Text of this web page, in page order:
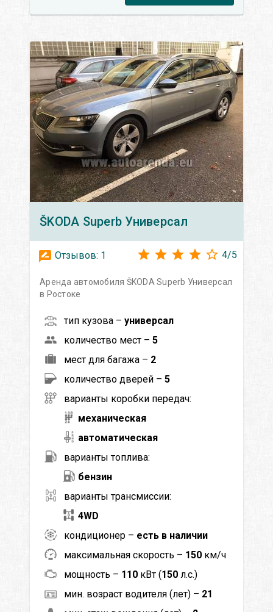
ŠKODA Superb Универсал
Отзывов: 1 4/5
Аренда автомобиля ŠKODA Superb Универсал
в Ростоке
тип кузова – универсал
количество мест – 5
мест для багажа – 2
количество дверей – 5
варианты коробки передач:
механическая
автоматическая
варианты топлива:
бензин
варианты трансмиссии:
4WD
кондиционер – есть в наличии
максимальная скорость – 150 км/ч
мощность – 110 кВт (150 л.с.)
мин. возраст водителя (лет) – 21